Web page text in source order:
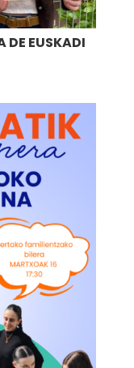
EUSKADI